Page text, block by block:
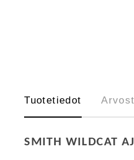
Tuotetiedot
SMITH WILDCAT